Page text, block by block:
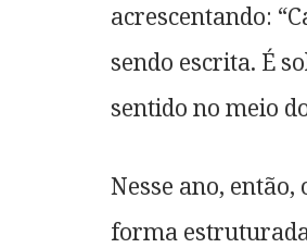
acrescentando:
sendo escrita. É
sentido no meio
Nesse ano,
forma